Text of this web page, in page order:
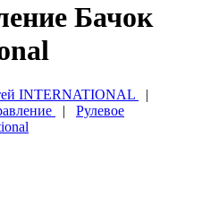
Бачок
INTERNATIONAL
|
| Рулевое